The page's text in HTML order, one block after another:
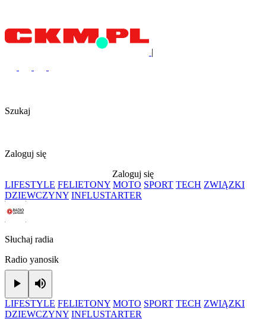
|
Szukaj
Zaloguj się
Zaloguj się
LIFESTYLE FELIETONY MOTO SPORT TECH ZWIĄZKI
DZIEWCZYNY INFLUSTARTER
Słuchaj radia
Radio yanosik
Play
LIFESTYLE FELIETONY MOTO SPORT TECH ZWIĄZKI
DZIEWCZYNY INFLUSTARTER